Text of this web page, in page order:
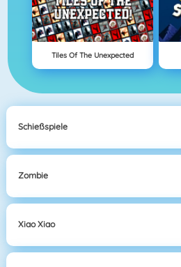
Tiles Of The Unexpected
Schießspiele
Zombie
Xiao Xiao